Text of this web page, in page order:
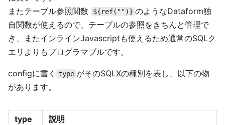
またテーブル参照関数
${ref("")} のようなDataform独
自関数が使えるので、テーブルの参照をきちんと管理で
き、またインラインJavascriptも使えるため通常のSQLク
エリよりもプログラマブルです。
configに書く type がそのSQLXの種別を表し、以下の物
があります。
type
説明